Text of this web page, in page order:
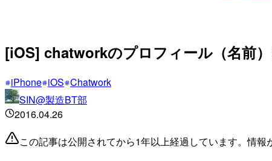
[iOS] chatworkのプロフィール（名前
iPhone iOS Chatwork
SIN@製造BT部
2016.04.26
この記事は公開されてから1年以上経過しています。情報